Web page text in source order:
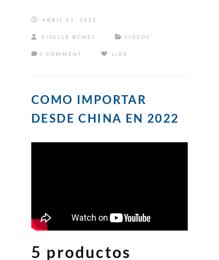
ABRIL 21, 2022
GISELLE BONET VIDEOS
1 COMMENT LIKE
COMO IMPORTAR
DESDE CHINA EN 2022
5 productos